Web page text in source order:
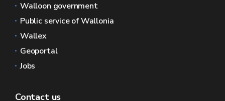
Walloon government
Public service of Wallonia
Wallex
Geoportal
Jobs
Contact us